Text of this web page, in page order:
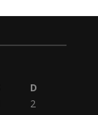
D
2